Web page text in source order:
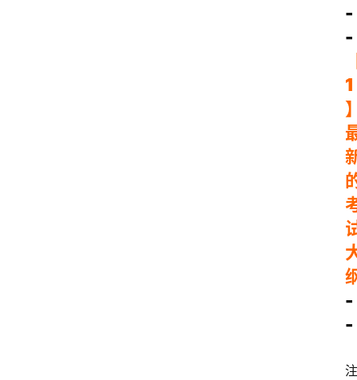
-
-
1
-
-
注